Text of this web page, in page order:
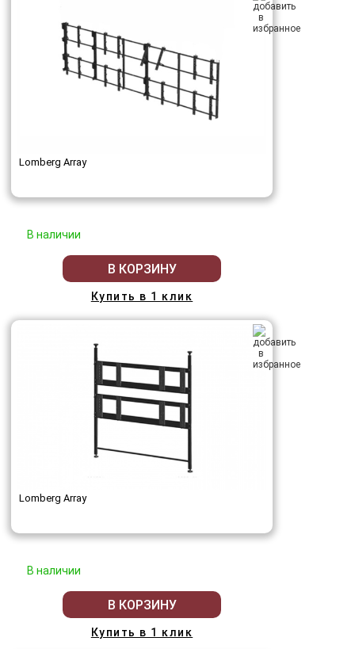
Lomberg Array
В наличии
В КОРЗИНУ
Купить в 1 клик
Lomberg Array
В наличии
В КОРЗИНУ
Купить в 1 клик